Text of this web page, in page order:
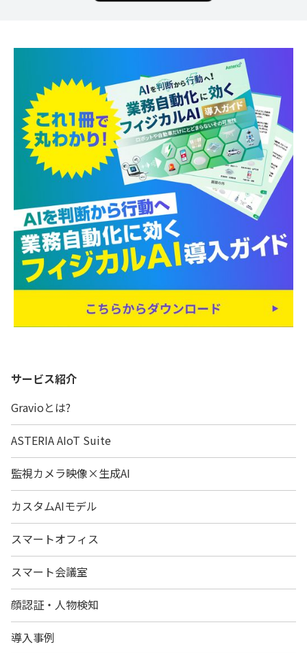
サービス紹介
Gravioとは?
ASTERIA AIoT Suite
監視カメラ映像×生成AI
カスタムAIモデル
スマートオフィス
スマート会議室
顔認証・人物検知
導入事例